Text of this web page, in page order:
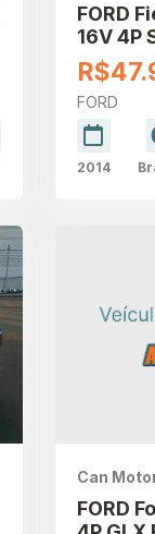
FORD
16V 4P
FORD
2014
Can
FORD